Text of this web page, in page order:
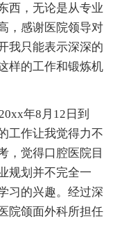
西，无论是从专业
，感谢医院领导对
我只能表示深深的
样的工作和锻炼机
年8月12日到
工作让我觉得力不
，觉得口腔医院目
规划并不完全一
习的兴趣。经过深
院颌面外科所担任